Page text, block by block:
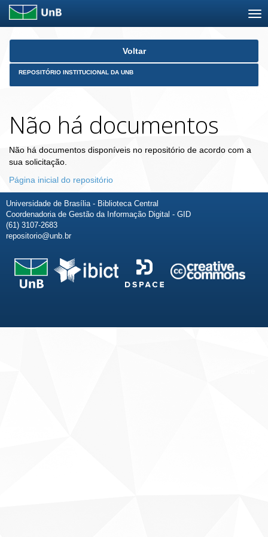
Skip
Voltar
REPOSITÓRIO INSTITUCIONAL DA UNB
Não há documentos
Não há documentos disponíveis no repositório de acordo com a
sua solicitação.
Página inicial do repositório
Universidade de Brasília - Biblioteca Central
Coordenadoria de Gestão da Informação Digital - GID
(61) 3107-2683
repositorio@unb.br